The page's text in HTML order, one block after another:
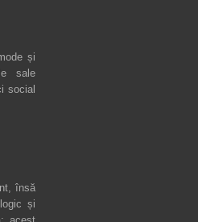
și
sale
social
însă
și